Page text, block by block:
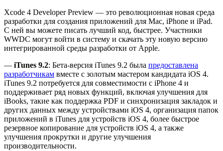
Xcode 4 Developer Preview — это революционная новая среда
разработки для создания приложений для Mac, iPhone и iPad.
С ней вы можете писать лучший код, быстрее. Участники
WWDC могут войти в систему и скачать эту новую версию
интегрированной среды разработки от Apple.
— iTunes 9.2: Бета-версия iTunes 9.2 была предоставлена
разработчикам вместе с золотым мастером кандидата iOS 4.
iTunes 9.2 потребуется для совместимости с iPhone 4 и
поддерживает ряд новых функций, включая улучшения для
iBooks, такие как поддержка PDF и синхронизация закладок и
других данных между устройствами iOS 4, организация папок
приложений в iTunes для устройств iOS 4, более быстрое
резервное копирование для устройств iOS 4, а также
улучшения прокрутки и другие улучшения
производительности.